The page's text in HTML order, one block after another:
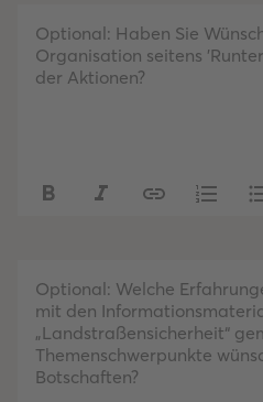
Optional: Haben Sie
Organisation seitens
der Aktionen?
Optional: Welche
mit den
„Landstraßensicherheit“
Themenschwerpunkte
Botschaften?